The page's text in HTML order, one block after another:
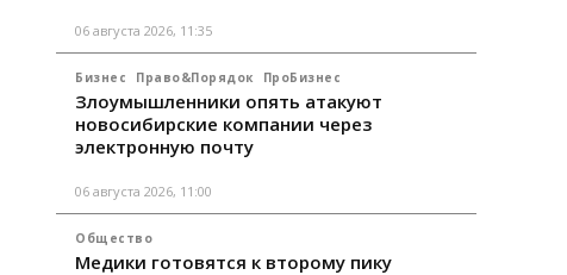
06 августа 2026, 11:35
Бизнес Право&Порядок ПроБизнес
Злоумышленники опять атакуют
новосибирские компании через
электронную почту
06 августа 2026, 11:00
Общество
Медики готовятся к второму пику